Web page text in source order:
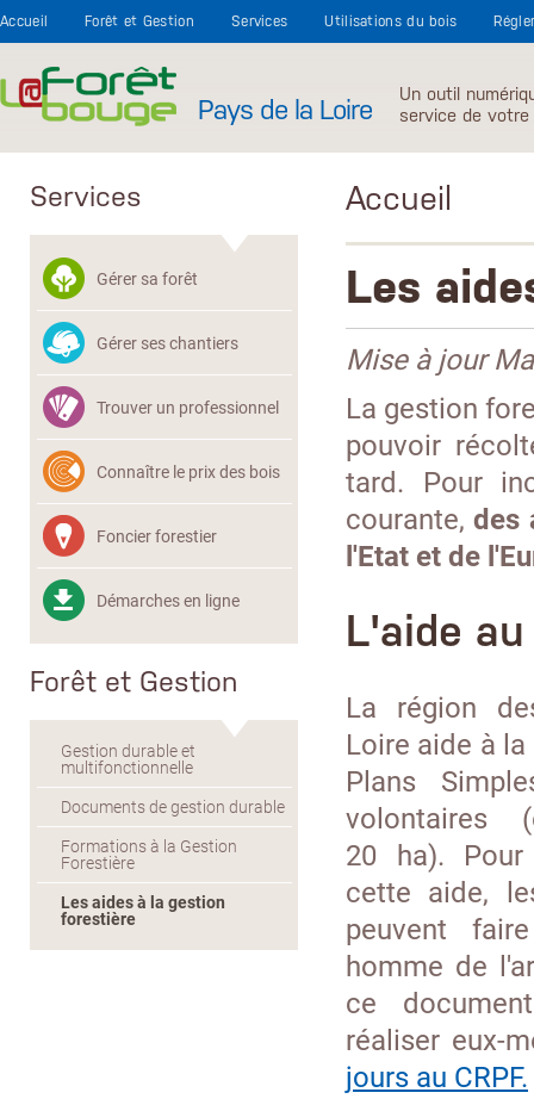
Accueil
Forêt et Gestion Services Utilisations du bois
Pays de la Loire
Un outil
service de
Services
Gérer sa forêt
Gérer ses chantiers
Trouver un professionnel
Connaître le prix des bois
Foncier forestier
Démarches en ligne
Forêt et Gestion
Gestion durable et
multifonctionnelle
Documents de gestion durable
Formations à la Gestion
Forestière
Les aides à la gestion
forestière
Accueil
Les
Mise à jour
La gestion
pouvoir
tard. Pour
courante,des
l'Etat et de
L'aide
La région
Loire aide à
Plans
20 ha).
cette aide,
peuvent
homme de
ce
réaliser eux-
jours au CRPF.